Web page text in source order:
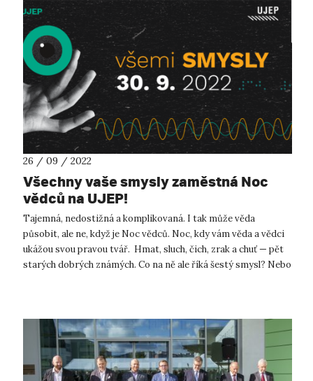
26 / 09 / 2022
Všechny vaše smysly zaměstná Noc
vědců na UJEP!
Tajemná, nedostižná a komplikovaná. I tak může věda
působit, ale ne, když je Noc vědců. Noc, kdy vám věda a vědci
ukážou svou pravou tvář. Hmat, sluch, čich, zrak a chuť — pět
starých dobrých známých. Co na ně ale říká šestý smysl? Nebo